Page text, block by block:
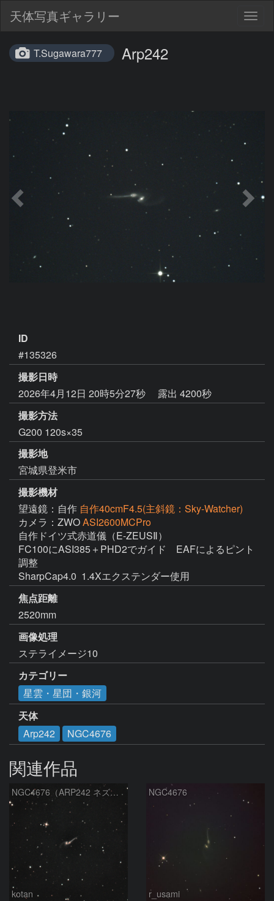
天体写真ギャラリー
T.Sugawara777 Arp242
ID
#135326
撮影日時
2026年4月12日 20時5分27秒
露出 4200秒
撮影方法
G200 120s×35
撮影地
宮城県登米市
撮影機材
望遠鏡：自作 自作40cmF4.5(主斜鏡：Sky-Watcher)
カメラ：ZWOASI2600MCPro
自作ドイツ式赤道儀（E-ZEUSⅡ）
FC100にASI385＋PHD2でガイド　EAFによるピント
調整
SharpCap4.0  1.4Xエクステンダー使用
焦点距離
2520mm
画像処理
カテゴリー
星雲・星団・銀河
天体
Arp242
NGC4676
関連作品
NGC4676（ARP242 ネズミ銀河 かみのけ座）
kotan
NGC4676
r_usami